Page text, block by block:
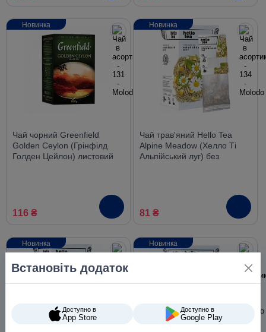
Чай чорний Greenfield
Golden Ceylon (Грінфілд
Голден Цейлон) листовий
116 ₴
Новинка
Чай трав'яний Hello Tea
Alpine Meadow (Хелло Ті
Альпійський луг) без
81 ₴
Новинка
Новинка Новинка
Встановіть додаток
Доступно в
App Store
Доступно в
Google Play